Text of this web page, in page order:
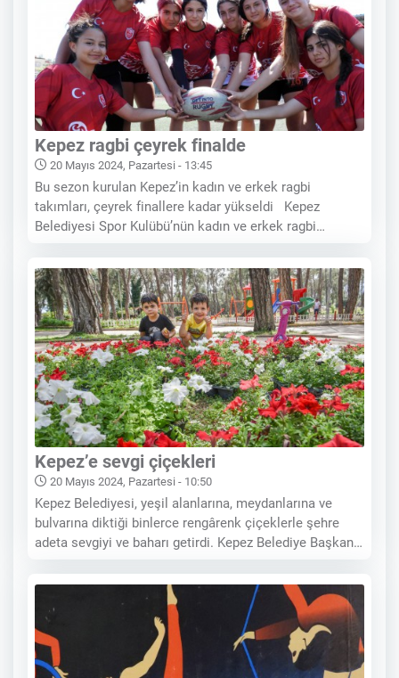
Kepez ragbi çeyrek finalde
20 Mayıs 2024, Pazartesi - 13:45
Bu sezon kurulan Kepez’in kadın ve erkek ragbi
takımları, çeyrek finallere kadar yükseldi Kepez
Belediyesi Spor Kulübü’nün kadın ve erkek ragbi
Önceki hafta erkeklerde olduğu gibi bu hafta oynanan
kadınlar finalinde Antalya’yı temsil eden Kepez’in
ragbicileri,
Kepez’e sevgi çiçekleri
20 Mayıs 2024, Pazartesi - 10:50
Kepez Belediyesi, yeşil alanlarına, meydanlarına ve
bulvarına diktiği binlerce rengârenk çiçeklerle şehre
adeta sevgiyi ve baharı getirdi. Kepez Belediye Başkanı
balkon konuşmasında “Biz nefreti ve kavgayı değil,
sevgiyi büyütmeye geldik.” mesajını vermişti. Sevgiyi